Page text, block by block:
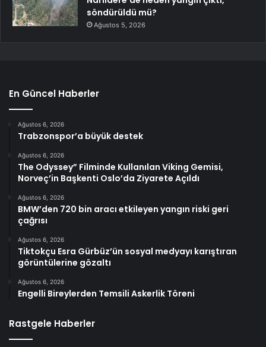
söndürüldü mü?
Ağustos 5, 2026
En Güncel Haberler
Ağustos 6, 2026
Trabzonspor’a büyük destek
Ağustos 6, 2026
The Odyssey” Filminde Kullanılan Viking Gemisi,
Norveç’in Başkenti Oslo’da Ziyarete Açıldı
Ağustos 6, 2026
BMW’den 720 bin aracı etkileyen yangın riski geri
çağrısı
Ağustos 6, 2026
Tiktokçu Esra Gürbüz’ün sosyal medyayı karıştıran
görüntülerine gözaltı
Ağustos 6, 2026
Engelli Bireylerden Temsili Askerlik Töreni
Rastgele Haberler